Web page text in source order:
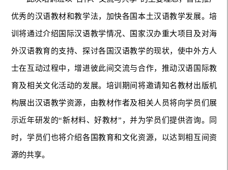
优秀的汉语教材和教学法，加快各国本土汉语教学发展。培
训将通过介绍国际汉语教学情况、国家汉办重大项目及对海
外汉语教育的支持、探讨各国汉语教学的现状，使中外方人
士在互动过程中，增进彼此间交流与合作，推动汉语国际教
育及相关文化活动的发展。培训期间将邀请知名教材出版机
构展出汉语教学资源，由教材作者及相关人员将向学员们展
示近年研发的“新材料、好教材”，并为学员们提供咨询。同
时，学员们也将介绍各国教育和文化资源，以达到相互间资
源的共享。